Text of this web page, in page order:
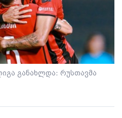
განახლდა: რუსთავმა